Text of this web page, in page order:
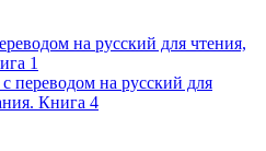
на русский для чтения,
1